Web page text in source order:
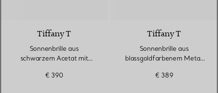
Tiffany T
Sonnenbrille aus
schwarzem Acetat mit
Farbverlauf
€ 390
Tiffany T
Sonnenbrille aus
blassgoldfarbenem Metall
Farbverlauf
€ 389